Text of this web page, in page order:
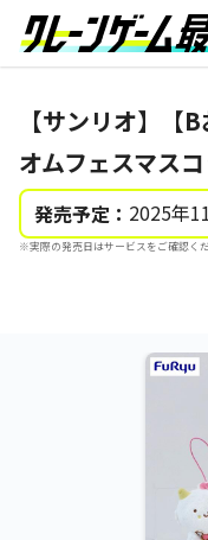
【サンリオ】【
オムフェスマス
発売予定： 2025年
※実際の発売日はサービスをご確認くだ